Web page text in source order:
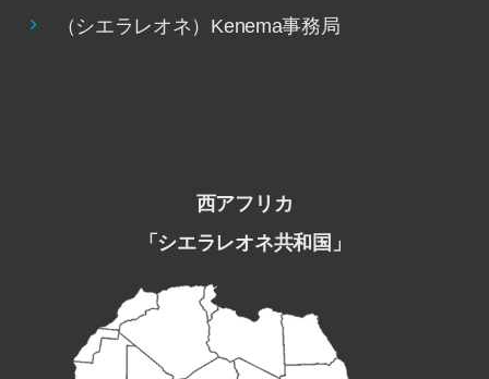
（シエラレオネ）Kenema事務局
西アフリカ
「シエラレオネ共和国」